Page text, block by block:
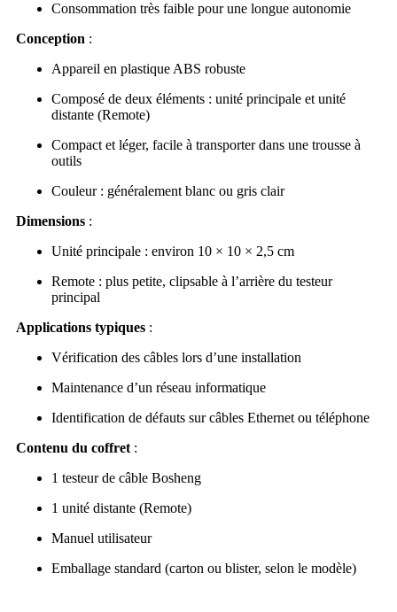
Consommation très faible pour une longue autonomie
Conception :
Appareil en plastique ABS robuste
Composé de deux éléments : unité principale et unité
distante (Remote)
Compact et léger, facile à transporter dans une trousse à
outils
Couleur : généralement blanc ou gris clair
Dimensions :
Unité principale : environ 10 × 10 × 2,5 cm
Remote : plus petite, clipsable à l’arrière du testeur
principal
Applications typiques :
Vérification des câbles lors d’une installation
Maintenance d’un réseau informatique
Identification de défauts sur câbles Ethernet ou téléphone
Contenu du coffret :
1 testeur de câble Bosheng
1 unité distante (Remote)
Manuel utilisateur
Emballage standard (carton ou blister, selon le modèle)